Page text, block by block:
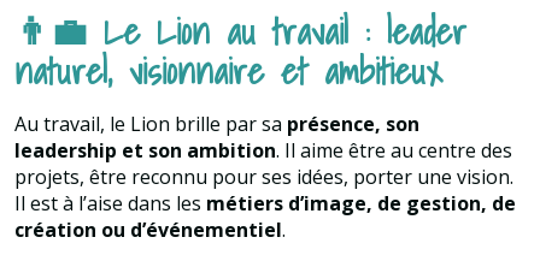
👨‍💼 Le Lion au travail : leader
naturel, visionnaire et ambitieux
Au travail, le Lion brille par sa présence, son
leadership et son ambition. Il aime être au centre des
projets, être reconnu pour ses idées, porter une vision.
Il est à l’aise dans les métiers d’image, de gestion, de
création ou d’événementiel.